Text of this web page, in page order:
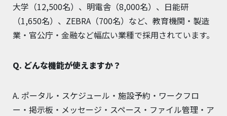
大学（12,500名）、明電舎（8,000名）、日能研
（1,650名）、ZEBRA（700名）など、教育機関・製造
業・官公庁・金融など幅広い業種で採用されています。
Q. どんな機能が使えますか？
A. ポータル・スケジュール・施設予約・ワークフロ
ー・掲示板・メッセージ・スペース・ファイル管理・ア